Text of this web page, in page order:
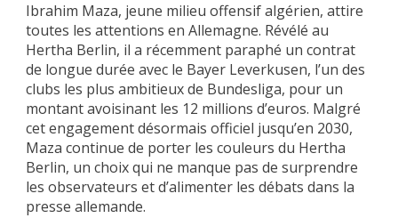
Ibrahim Maza, jeune milieu offensif algérien, attire
toutes les attentions en Allemagne. Révélé au
Hertha Berlin, il a récemment paraphé un contrat
de longue durée avec le Bayer Leverkusen, l’un des
clubs les plus ambitieux de Bundesliga, pour un
montant avoisinant les 12 millions d’euros. Malgré
cet engagement désormais officiel jusqu’en 2030,
Maza continue de porter les couleurs du Hertha
Berlin, un choix qui ne manque pas de surprendre
les observateurs et d’alimenter les débats dans la
presse allemande.